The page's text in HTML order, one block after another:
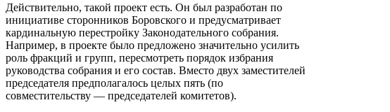
Действительно, такой проект есть. Он был разработан по
инициативе сторонников Боровского и предусматривает
кардинальную перестройку Законодательного собрания.
Например, в проекте было предложено значительно усилить
роль фракций и групп, пересмотреть порядок избрания
руководства собрания и его состав. Вместо двух заместителей
председателя предполагалось целых пять (по
совместительству — председателей комитетов).